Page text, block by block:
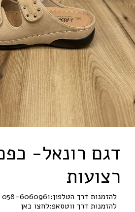
רצועות
להזמנות דרך הטלפון:058-6060961
להזמנות דרך ווטסאפ:לחצו כאן